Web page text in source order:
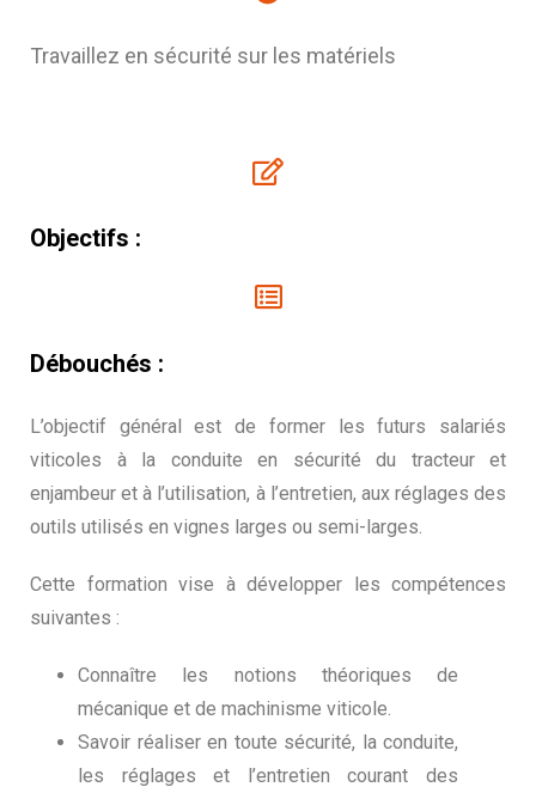
Travaillez en sécurité sur les matériels
Objectifs :
Débouchés :
L’objectif général est de former les futurs salariés
viticoles à la conduite en sécurité du tracteur et
enjambeur et à l’utilisation, à l’entretien, aux réglages des
outils utilisés en vignes larges ou semi-larges.
Cette formation vise à développer les compétences
suivantes :
Connaître les notions théoriques de
mécanique et de machinisme viticole.
Savoir réaliser en toute sécurité, la conduite,
les réglages et l’entretien courant des